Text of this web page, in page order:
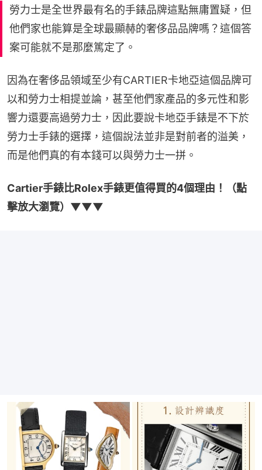
勞力士是全世界最有名的手錶品牌這點無庸置疑，但
他們家也能算是全球最顯赫的奢侈品品牌嗎？這個答
案可能就不是那麼篤定了。
因為在奢侈品領域至少有CARTIER卡地亞這個品牌可
以和勞力士相提並論，甚至他們家產品的多元性和影
響力還要高過勞力士，因此要說卡地亞手錶是不下於
勞力士手錶的選擇，這個說法並非是對前者的溢美，
而是他們真的有本錢可以與勞力士一拼。
Cartier手錶比Rolex手錶更值得買的4個理由！（點
擊放大瀏覽）▼▼▼